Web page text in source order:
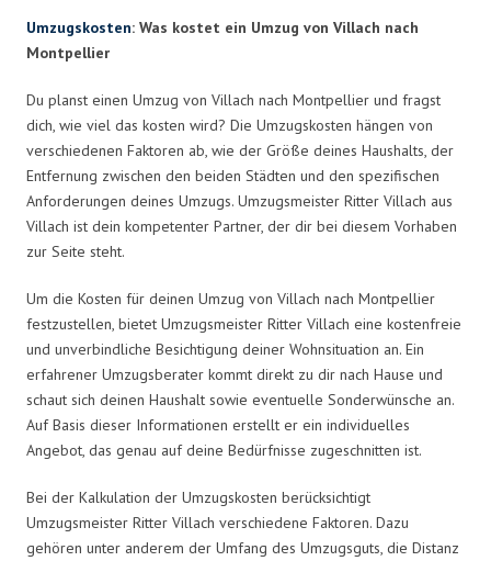
Umzugskosten: Was kostet ein Umzug von Villach nach
Montpellier
Du planst einen Umzug von Villach nach Montpellier und fragst
dich, wie viel das kosten wird? Die Umzugskosten hängen von
verschiedenen Faktoren ab, wie der Größe deines Haushalts, der
Entfernung zwischen den beiden Städten und den spezifischen
Anforderungen deines Umzugs. Umzugsmeister Ritter Villach aus
Villach ist dein kompetenter Partner, der dir bei diesem Vorhaben
zur Seite steht.
Um die Kosten für deinen Umzug von Villach nach Montpellier
festzustellen, bietet Umzugsmeister Ritter Villach eine kostenfreie
und unverbindliche Besichtigung deiner Wohnsituation an. Ein
erfahrener Umzugsberater kommt direkt zu dir nach Hause und
schaut sich deinen Haushalt sowie eventuelle Sonderwünsche an.
Auf Basis dieser Informationen erstellt er ein individuelles
Angebot, das genau auf deine Bedürfnisse zugeschnitten ist.
Bei der Kalkulation der Umzugskosten berücksichtigt
Umzugsmeister Ritter Villach verschiedene Faktoren. Dazu
gehören unter anderem der Umfang des Umzugsguts, die Distanz